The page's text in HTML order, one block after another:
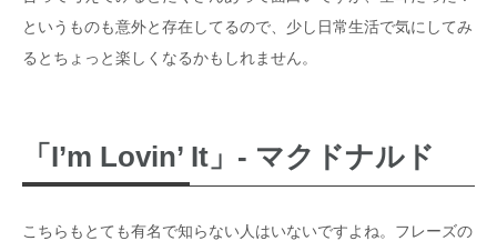
というものも意外と存在してるので、少し日常生活で気にしてみ
るとちょっと楽しくなるかもしれません。
「I’m Lovin’ It」- マクドナルド
こちらもとても有名で知らない人はいないですよね。フレーズの